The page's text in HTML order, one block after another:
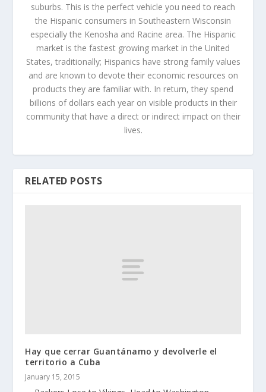
suburbs. This is the perfect vehicle you need to reach
the Hispanic consumers in Southeastern Wisconsin
especially the Kenosha and Racine area. The Hispanic
market is the fastest growing market in the United
States, traditionally; Hispanics have strong family values
and are known to devote their economic resources on
products they are familiar with. In return, they spend
billions of dollars each year on visible products in their
community that have a direct or indirect impact on their
lives.
RELATED POSTS
Hay que cerrar Guantánamo y devolverle el
territorio a Cuba
January 15, 2015